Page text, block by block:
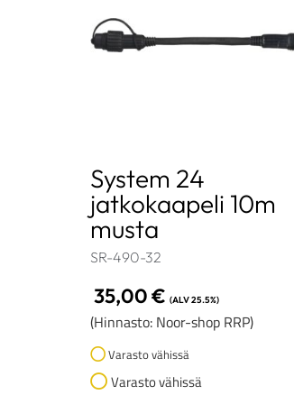
System 24
jatkokaapeli 10m
musta
SR-490-32
35,00€ (ALV 25.5%)
(Hinnasto: Noor-shop RRP)
Varasto vähissä
Varasto vähissä